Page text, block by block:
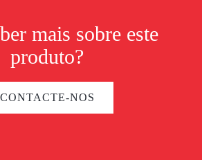
mais sobre este
produto?
CONTACTE-NOS